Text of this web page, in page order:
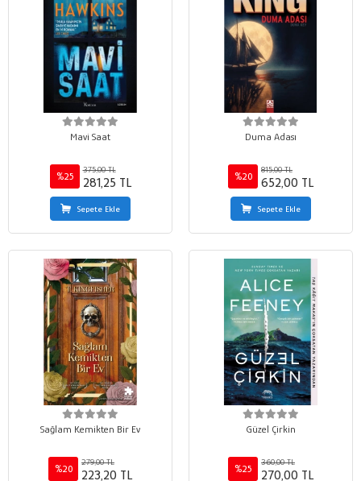
Mavi Saat
%25
375,00 TL
281,25 TL
Sepete Ekle
Duma Adası
%20
815,00 TL
652,00 TL
Sepete Ekle
Sağlam Kemikten Bir Ev
%20
279,00 TL
223,20 TL
Güzel Çirkin
%25
360,00 TL
270,00 TL